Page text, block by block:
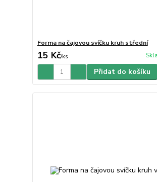
Forma na čajovou svíčku kruh střední
15 Kč/ks
Přidat do košíku